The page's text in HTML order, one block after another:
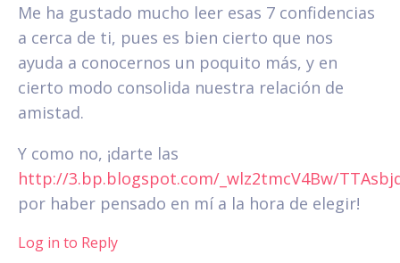
Me ha gustado mucho leer esas 7 confidencias
a cerca de ti, pues es bien cierto que nos
ayuda a conocernos un poquito más, y en
cierto modo consolida nuestra relación de
amistad.
Y como no, ¡darte las
http://3.bp.blogspot.com/_wlz2tmcV4Bw/
por haber pensado en mí a la hora de elegir!
Log in to Reply